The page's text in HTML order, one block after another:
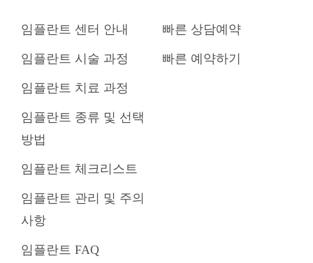
임플란트 센터 안내
임플란트 시술 과정
임플란트 치료 과정
임플란트 종류 및 선택
방법
임플란트 체크리스트
임플란트 관리 및 주의
사항
임플란트 FAQ
빠른 상담예약
빠른 예약하기